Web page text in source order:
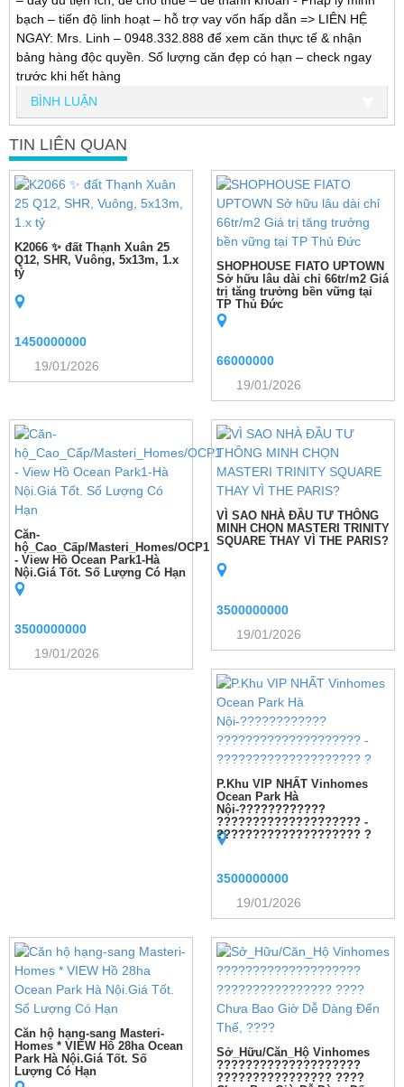
bạch – tiến độ linh hoạt – hỗ trợ vay vốn hấp dẫn => LIÊN HỆ
NGAY: Mrs. Linh – 0948.332.888 để xem căn thực tế & nhận
bảng hàng độc quyền. Số lượng căn đẹp có hạn – check ngay
trước khi hết hàng
BÌNH LUẬN
TIN LIÊN QUAN
K2066 ✨ đất Thạnh Xuân 25
Q12, SHR, Vuông, 5x13m, 1.x
tỷ
1450000000
19/01/2026
SHOPHOUSE FIATO UPTOWN
Sở hữu lâu dài chỉ 66tr/m2 Giá
trị tăng trưởng bền vững tại
TP Thủ Đức
66000000
19/01/2026
Căn-
hộ_Cao_Cấp/Masteri_Homes/OCP1
- View Hồ Ocean Park1-Hà
Nội.Giá Tốt. Số Lượng Có Hạn
3500000000
19/01/2026
VÌ SAO NHÀ ĐẦU TƯ THÔNG
MINH CHỌN MASTERI TRINITY
SQUARE THAY VÌ THE PARIS?
3500000000
19/01/2026
P.Khu VIP NHẤT Vinhomes
Ocean Park Hà
Nội-????????????
???????????????????? -
???????????????????? ?
3500000000
19/01/2026
Căn hộ hạng-sang Masteri-
Homes * VIEW Hồ 28ha Ocean
Park Hà Nội.Giá Tốt. Số
Lượng Có Hạn
Sở_Hữu/Căn_Hộ Vinhomes
????????????????????
???????????????? ????